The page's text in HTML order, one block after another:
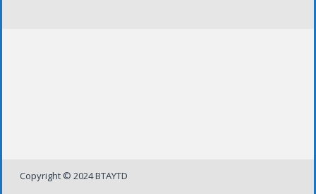
Copyright © 2024 BTAYTD